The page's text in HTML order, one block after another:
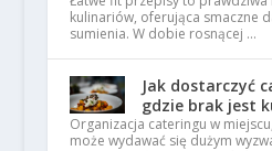
kulinariów, oferująca smaczne
sumienia. W dobie rosnącej …
Jak dostarczyć
gdzie brak jest
Organizacja cateringu w
może wydawać się dużym